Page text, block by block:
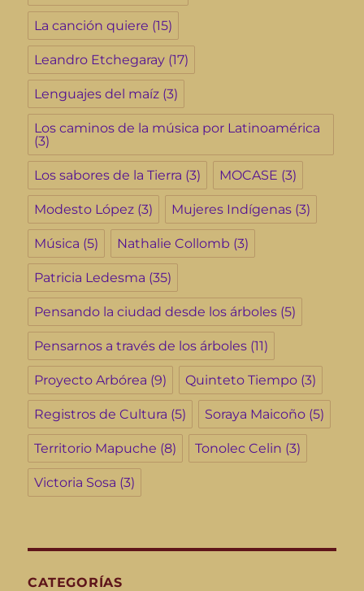
La canción quiere (15)
Leandro Etchegaray (17)
Lenguajes del maíz (3)
Los caminos de la música por Latinoamérica
(3)
Los sabores de la Tierra (3) MOCASE (3)
Modesto López (3) Mujeres Indígenas (3)
Música (5) Nathalie Collomb (3)
Patricia Ledesma (35)
Pensando la ciudad desde los árboles (5)
Pensarnos a través de los árboles (11)
Proyecto Arbórea (9) Quinteto Tiempo (3)
Registros de Cultura (5) Soraya Maicoño (5)
Territorio Mapuche (8) Tonolec Celin (3)
Victoria Sosa (3)
CATEGORÍAS